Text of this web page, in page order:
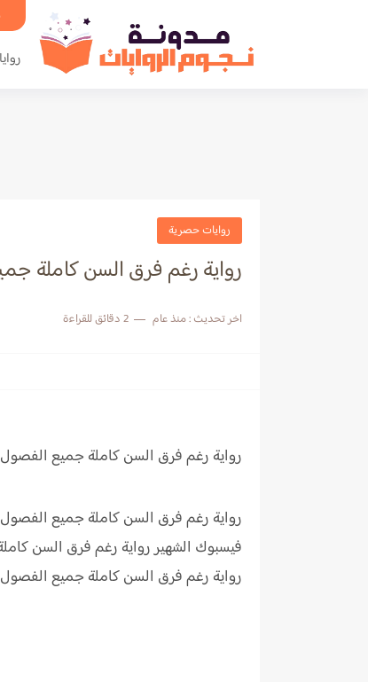
روايات حصرية
رواية رغم فرق السن كاملة
اخر تحديث :منذ عام 2 دقائق للقراءة
رواية رغم فرق السن كاملةجميع
رواية رغم فرق السن كاملة جميع
فيسبوك الشهير رواية رغم فرق السن
رواية رغم فرق السن كاملة جميع الفصول